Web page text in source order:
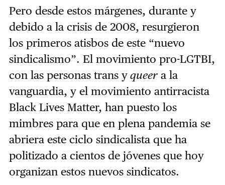
Pero desde estos márgenes, durante y
debido a la crisis de 2008, resurgieron
los primeros atisbos de este “nuevo
sindicalismo”. El movimiento pro-LGTBI,
con las personas trans yqueera la
vanguardia, y el movimiento antirracista
Black Lives Matter, han puesto los
mimbres para que en plena pandemia se
abriera este ciclo sindicalista que ha
politizado a cientos de jóvenes que hoy
organizan estos nuevos sindicatos.